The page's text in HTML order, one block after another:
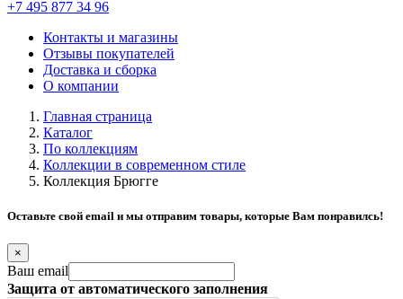
+7 495 877 34 96
Контакты и магазины
Отзывы покупателей
Доставка и сборка
О компании
Главная страница
Каталог
По коллекциям
Коллекции в современном стиле
Коллекция Брюгге
Оставьте свой email и мы отправим товары, которые Вам понравилсь!
×
Ваш email
Защита от автоматического заполнения